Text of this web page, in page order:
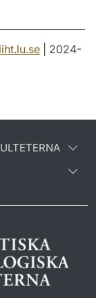
.se | 2024-